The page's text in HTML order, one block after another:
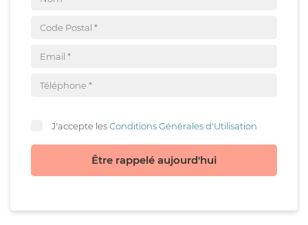
J'accepte lesConditions Générales d'Utilisation
Être rappelé aujourd'hui